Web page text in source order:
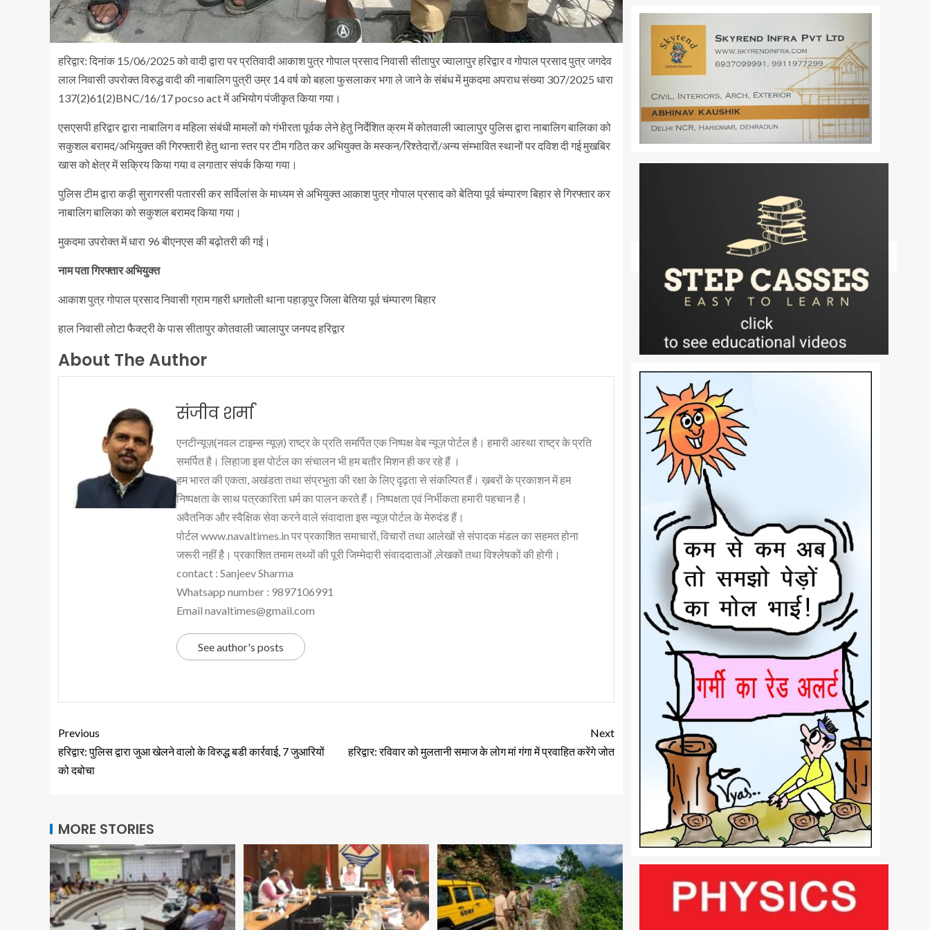
हरिद्वार: दिनांक 15/06/2025 को वादी द्वारा पर प्रतिवादी आकाश पुत्र गोपाल प्रसाद निवासी सीतापुर ज्वालापुर हरिद्वार व गोपाल प्रसाद पुत्र जगदेव
लाल निवासी उपरोक्त विरुद्ध वादी की नाबालिग पुत्री उम्र 14 वर्ष को बहला फुसलाकर भगा ले जाने के संबंध में मुकदमा अपराध संख्या 307/2025 धारा
137(2)61(2)BNC/16/17 pocso act में अभियोग पंजीकृत किया गया।
एसएसपी हरिद्वार द्वारा नाबालिग व महिला संबंधी मामलों को गंभीरता पूर्वक लेने हेतु निर्देशित क्रम में कोतवाली ज्वालापुर पुलिस द्वारा नाबालिग बालिका को
सकुशल बरामद/अभियुक्त की गिरफ्तारी हेतु थाना स्तर पर टीम गठित कर अभियुक्त के मस्कन/रिश्तेदारों/अन्य संम्भावित स्थानों पर दविश दी गई मुखबिर
खास को क्षेत्र में सक्रिय किया गया व लगातार संपर्क किया गया।
पुलिस टीम द्वारा कड़ी सुरागरसी पतारसी कर सर्विलांस के माध्यम से अभियुक्त आकाश पुत्र गोपाल प्रसाद को बेतिया पूर्व चंम्पारण बिहार से गिरफ्तार कर
नाबालिग बालिका को सकुशल बरामद किया गया।
मुकदमा उपरोक्त में धारा 96 बीएनएस की बढ़ोतरी की गई।
नाम पता गिरफ्तार अभियुक्त
आकाश पुत्र गोपाल प्रसाद निवासी ग्राम गहरी धगतोली थाना पहाड़पुर जिला बेतिया पूर्व चंम्पारण बिहार
हाल निवासी लोटा फैक्ट्री के पास सीतापुर कोतवाली ज्वालापुर जनपद हरिद्वार
About The Author
संजीव शर्मा
एनटीन्यूज़(नवल टाइम्स न्यूज़) राष्ट्र के प्रति समर्पित एक निष्पक्ष वेब न्यूज़ पोर्टल है। हमारी आस्था राष्ट्र के प्रति
समर्पित है। लिहाजा इस पोर्टल का संचालन भी हम बतौर मिशन ही कर रहे हैं ।
हम भारत की एकता, अखंडता तथा संप्रभुता की रक्षा के लिए दृढ़ता से संकल्पित हैं। ख़बरों के प्रकाशन में हम
निष्पक्षता के साथ पत्रकारिता धर्म का पालन करते हैं। निष्पक्षता एवं निर्भीकता हमारी पहचान है।
अवैतनिक और स्वैक्षिक सेवा करने वाले संवादाता इस न्यूज़ पोर्टल के मेरुदंड हैं।
पोर्टल www.navaltimes.in पर प्रकाशित समाचारों, विचारों तथा आलेखों से संपादक मंडल का सहमत होना
जरूरी नहीं है। प्रकाशित तमाम तथ्यों की पूरी जिम्मेदारी संवाददाताओं ,लेखकों तथा विश्लेषकों की होगी।
contact : Sanjeev Sharma
Whatsapp number : 9897106991
Email navaltimes@gmail.com
See author's posts
Previous
हरिद्वार: पुलिस द्वारा जुआ खेलने वालो के विरुद्ध बडी कार्रवाई, 7 जुआरियों
को दबोचा
Next
हरिद्वार: रविवार को मुलतानी समाज के लोग मां गंगा में प्रवाहित करेंगे जोत
MORE STORIES